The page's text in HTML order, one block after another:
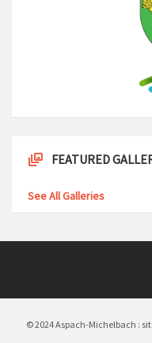
FEATURED
See All Galleries
© 2024 Aspach-Michelbach :